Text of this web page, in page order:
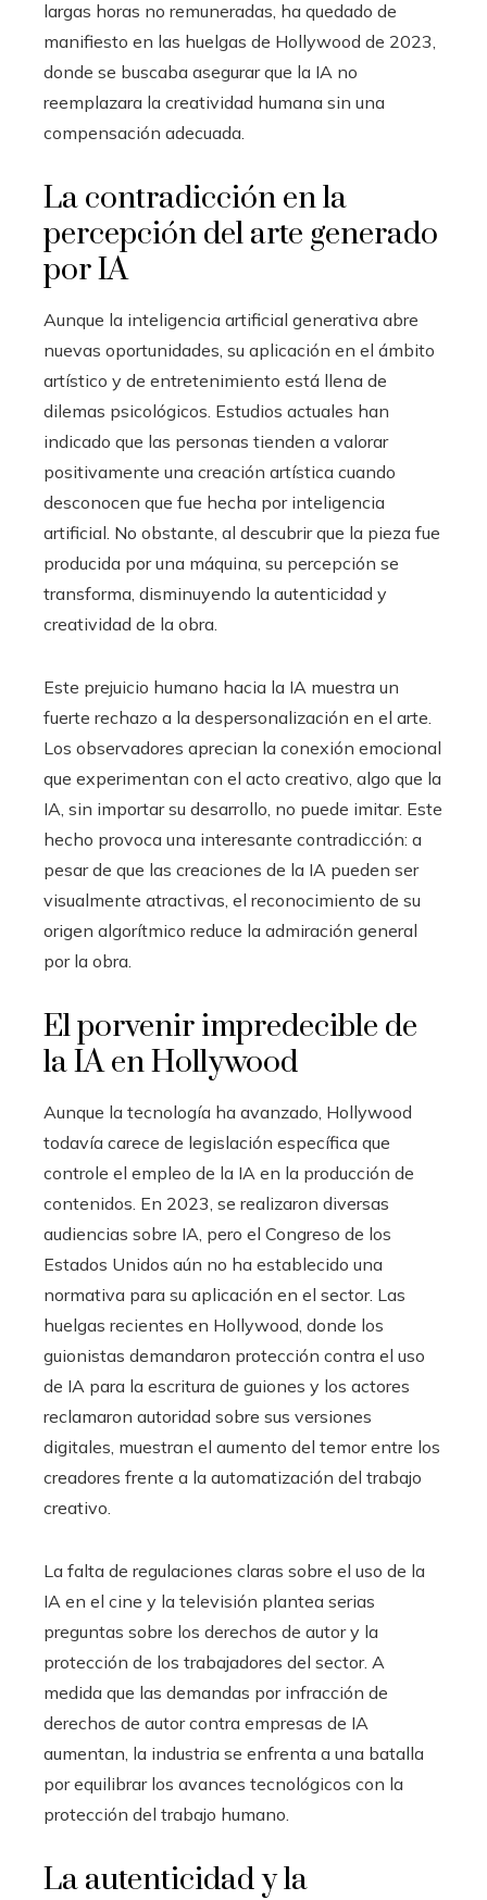
largas horas no remuneradas, ha quedado de
manifiesto en las huelgas de Hollywood de 2023,
donde se buscaba asegurar que la IA no
reemplazara la creatividad humana sin una
compensación adecuada.
La contradicción en la
percepción del arte generado
por IA
Aunque la inteligencia artificial generativa abre
nuevas oportunidades, su aplicación en el ámbito
artístico y de entretenimiento está llena de
dilemas psicológicos. Estudios actuales han
indicado que las personas tienden a valorar
positivamente una creación artística cuando
desconocen que fue hecha por inteligencia
artificial. No obstante, al descubrir que la pieza fue
producida por una máquina, su percepción se
transforma, disminuyendo la autenticidad y
creatividad de la obra.
Este prejuicio humano hacia la IA muestra un
fuerte rechazo a la despersonalización en el arte.
Los observadores aprecian la conexión emocional
que experimentan con el acto creativo, algo que la
IA, sin importar su desarrollo, no puede imitar. Este
hecho provoca una interesante contradicción: a
pesar de que las creaciones de la IA pueden ser
visualmente atractivas, el reconocimiento de su
origen algorítmico reduce la admiración general
por la obra.
El porvenir impredecible de
la IA en Hollywood
Aunque la tecnología ha avanzado, Hollywood
todavía carece de legislación específica que
controle el empleo de la IA en la producción de
contenidos. En 2023, se realizaron diversas
audiencias sobre IA, pero el Congreso de los
Estados Unidos aún no ha establecido una
normativa para su aplicación en el sector. Las
huelgas recientes en Hollywood, donde los
guionistas demandaron protección contra el uso
de IA para la escritura de guiones y los actores
reclamaron autoridad sobre sus versiones
digitales, muestran el aumento del temor entre los
creadores frente a la automatización del trabajo
creativo.
La falta de regulaciones claras sobre el uso de la
IA en el cine y la televisión plantea serias
preguntas sobre los derechos de autor y la
protección de los trabajadores del sector. A
medida que las demandas por infracción de
derechos de autor contra empresas de IA
aumentan, la industria se enfrenta a una batalla
por equilibrar los avances tecnológicos con la
protección del trabajo humano.
La autenticidad y la